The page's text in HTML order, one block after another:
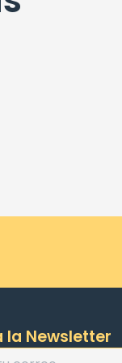
la Newsletter